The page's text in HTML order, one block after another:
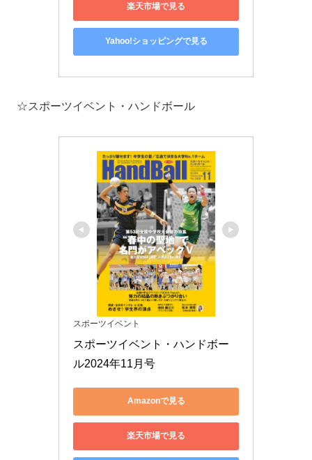
楽天市場で見る
Yahoo!ショッピングで見る
☆スポーツイベント・ハンドボール
スポーツイベント
スポーツイベント・ハンドボー
ル2024年11月号
Amazonで見る
楽天市場で見る